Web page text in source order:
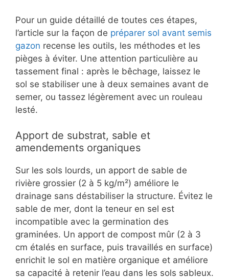
Pour un guide détaillé de toutes ces étapes,
l’article sur la façon de préparer sol avant semis
gazon recense les outils, les méthodes et les
pièges à éviter. Une attention particulière au
tassement final : après le bêchage, laissez le
sol se stabiliser une à deux semaines avant de
semer, ou tassez légèrement avec un rouleau
lesté.
Apport de substrat, sable et
amendements organiques
Sur les sols lourds, un apport de sable de
rivière grossier (2 à 5 kg/m²) améliore le
drainage sans déstabiliser la structure. Évitez le
sable de mer, dont la teneur en sel est
incompatible avec la germination des
graminées. Un apport de compost mûr (2 à 3
cm étalés en surface, puis travaillés en surface)
enrichit le sol en matière organique et améliore
sa capacité à retenir l’eau dans les sols sableux.